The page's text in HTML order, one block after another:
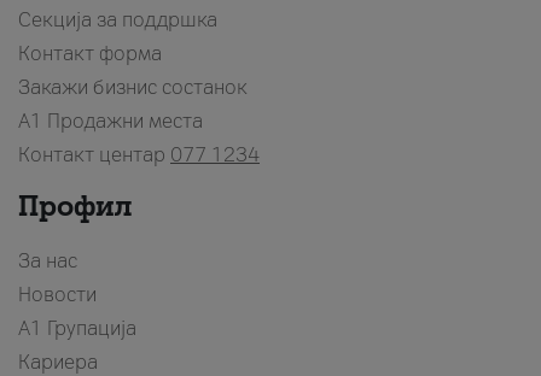
Секција за поддршка
Контакт форма
Закажи бизнис состанок
A1 Продажни места
Контакт центар 077 1234
Профил
За нас
Новости
А1 Групација
Кариера